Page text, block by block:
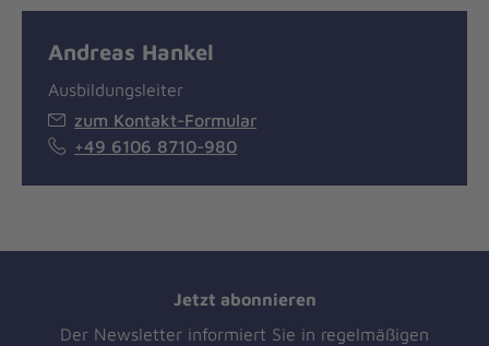
Andreas Hankel
Ausbildungsleiter
zum Kontakt-Formular
+49 6106 8710-980
Jetzt abonnieren
Der Newsletter informiert Sie in regelmäßigen